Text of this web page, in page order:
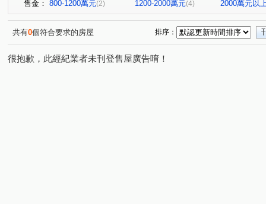
售金： 800-1200萬元(2) 1200-2000萬元(4) 2000萬元以
共有0個符合要求的房屋 排序：
很抱歉，此經紀業者未刊登售屋廣告唷！